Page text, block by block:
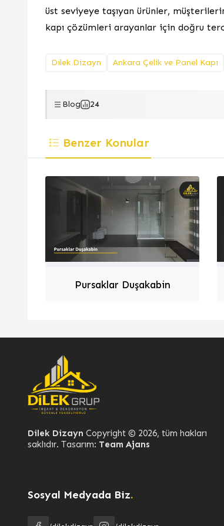
üst seviyeye taşıyan ürünler,
kapı çözümleri arayanlar için doğru
Dilek Dizayn Ankara Çelik ve Panel Kapı
Blog 24
Benzer Konular
Pursaklar Duşakabin
Dilek Dizayn Copyright © 2026, tüm hakları
saklıdır. Tasarım: Team Ajans
Sosyal Medyada Biz.
Dilek Dizayn